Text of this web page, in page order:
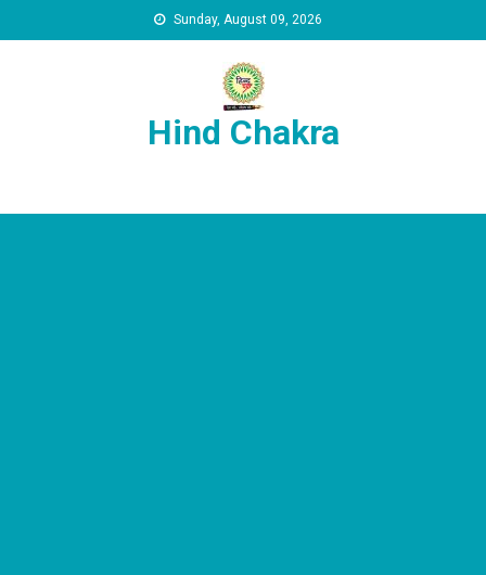
Sunday, August 09, 2026
Hind Chakra